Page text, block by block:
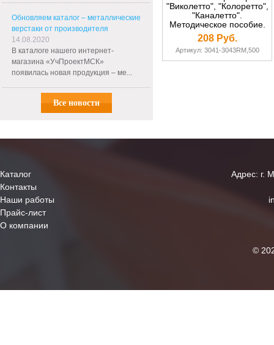
Обновляем каталог – металлические
верстаки от производителя
14.08.2020
В каталоге нашего интернет-
магазина «УчПроектМСК»
появилась новая продукция – ме...
Все новости
"Виколетто", "Колоретто",
"Каналетто".
Методическое пособие.
208 Руб.
Артикул: 3041-3043RM,500
Каталог
Контакты
Наши работы
Прайс-лист
О компании
Адрес: г.
©